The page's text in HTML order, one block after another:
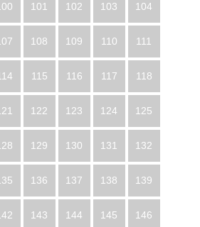
101 102 103 104
108 109 110 111
115 116 117 118
122 123 124 125
129 130 131 132
136 137 138 139
143 144 145 146